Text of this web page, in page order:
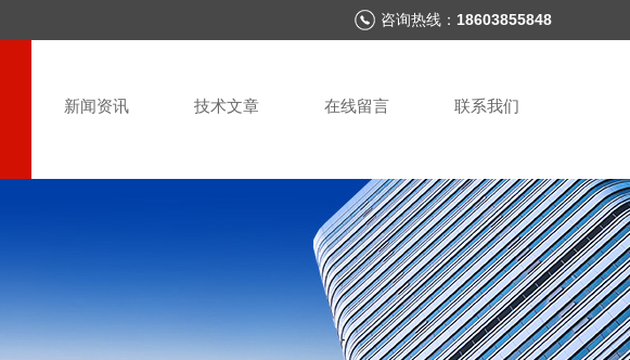
咨询热线： 18603855848
新闻资讯 技术文章 在线留言 联系我们